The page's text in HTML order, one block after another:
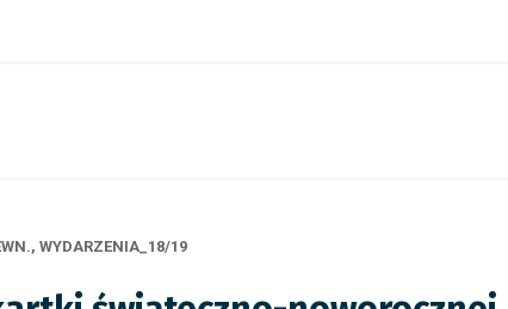
, WYDARZENIA_18/19